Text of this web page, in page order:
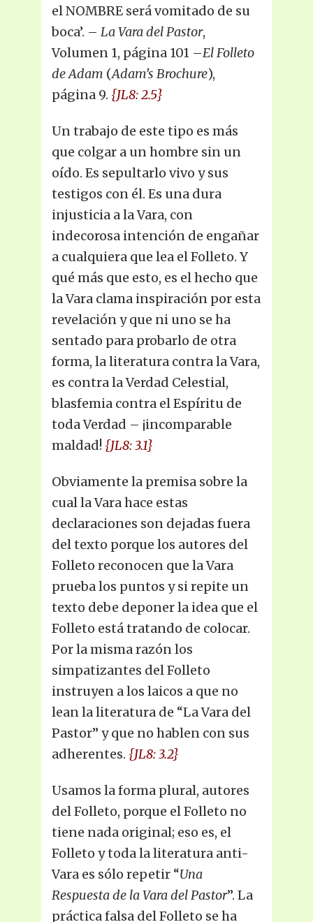
el NOMBRE será vomitado de su
boca’. – La Vara del Pastor,
Volumen 1, página 101 –El Folleto
de Adam (Adam’s Brochure),
página 9. {JL8: 2.5}
Un trabajo de este tipo es más
que colgar a un hombre sin un
oído. Es sepultarlo vivo y sus
testigos con él. Es una dura
injusticia a la Vara, con
indecorosa intención de engañar
a cualquiera que lea el Folleto. Y
qué más que esto, es el hecho que
la Vara clama inspiración por esta
revelación y que ni uno se ha
sentado para probarlo de otra
forma, la literatura contra la Vara,
es contra la Verdad Celestial,
blasfemia contra el Espíritu de
toda Verdad – ¡incomparable
maldad! {JL8: 3.1}
Obviamente la premisa sobre la
cual la Vara hace estas
declaraciones son dejadas fuera
del texto porque los autores del
Folleto reconocen que la Vara
prueba los puntos y si repite un
texto debe deponer la idea que el
Folleto está tratando de colocar.
Por la misma razón los
simpatizantes del Folleto
instruyen a los laicos a que no
lean la literatura de “La Vara del
Pastor” y que no hablen con sus
adherentes. {JL8: 3.2}
Usamos la forma plural, autores
del Folleto, porque el Folleto no
tiene nada original; eso es, el
Folleto y toda la literatura anti-
Vara es sólo repetir “Una
Respuesta de la Vara del Pastor”. La
práctica falsa del Folleto se ha